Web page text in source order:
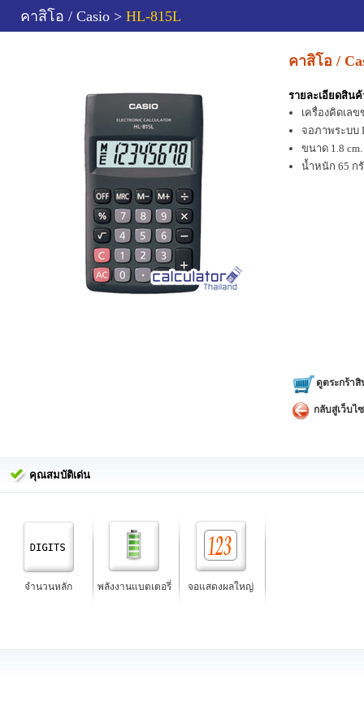
คาสิโอ / Casio > HL-815L
คาสิโอ /
รายละเอียดสินค้
เครื่องคิดเล
จอภาพระบบ
ขนาด 1.8 cm.
น้ำหนัก 65 ก
ดูตระกร้า
กลับสู่เว็บไ
คุณสมบัติเด่น
จำนวนหลัก พลังงานแบตเตอรี่ จอแสดงผลใหญ่